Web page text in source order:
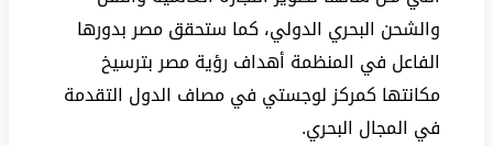
والشحن البحري الدولي، كما ستحقق مصر بدورها
الفاعل في المنظمة أهداف رؤية مصر بترسيخ
مكانتها كمركز لوجستي في مصاف الدول التقدمة
في المجال البحري.